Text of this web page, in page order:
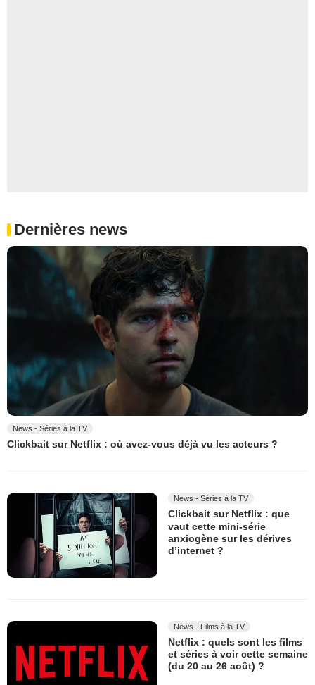
Dernières news
News - Séries à la TV
Clickbait sur Netflix : où avez-vous déjà vu les acteurs ?
News - Séries à la TV
Clickbait sur Netflix : que
vaut cette mini-série
anxiogène sur les dérives
d’internet ?
News - Films à la TV
Netflix : quels sont les films
et séries à voir cette semaine
(du 20 au 26 août) ?